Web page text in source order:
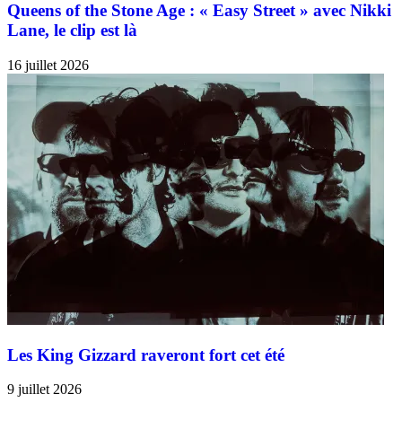
Queens of the Stone Age : « Easy Street » avec Nikki
Lane, le clip est là
16 juillet 2026
Les King Gizzard raveront fort cet été
9 juillet 2026